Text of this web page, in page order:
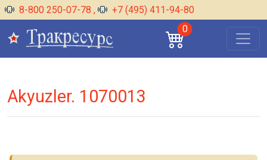
8-800 250-07-78 ,
+7 (495) 411-94-80
0
Akyuzler. 1070013